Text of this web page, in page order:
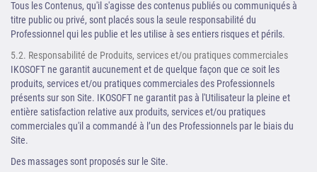
Tous les Contenus, qu'il s'agisse des contenus publiés ou communiqués à
titre public ou privé, sont placés sous la seule responsabilité du
Professionnel qui les publie et les utilise à ses entiers risques et périls.
5.2. Responsabilité de Produits, services et/ou pratiques commerciales
IKOSOFT ne garantit aucunement et de quelque façon que ce soit les
produits, services et/ou pratiques commerciales des Professionnels
présents sur son Site. IKOSOFT ne garantit pas à l'Utilisateur la pleine et
entière satisfaction relative aux produits, services et/ou pratiques
commerciales qu'il a commandé à l’un des Professionnels par le biais du
Site.
Des massages sont proposés sur le Site.